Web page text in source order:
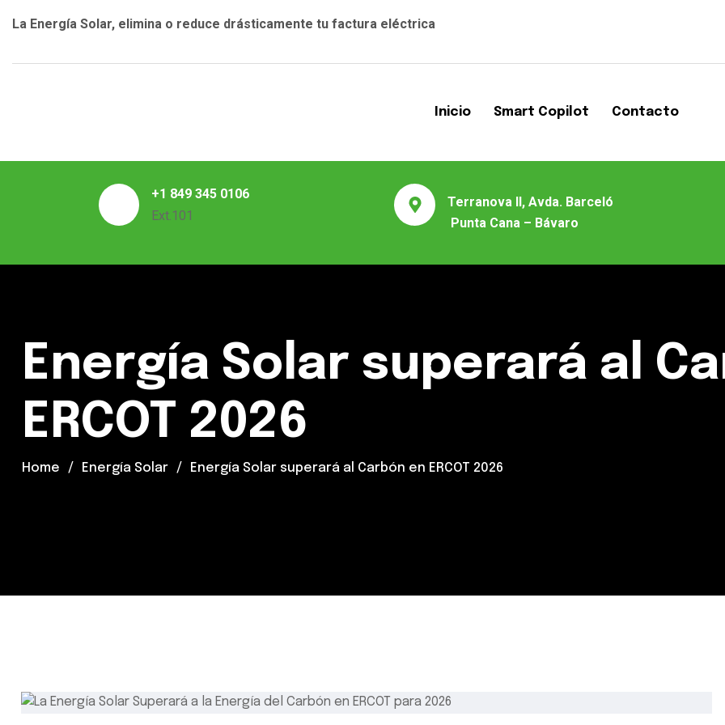
La Energía Solar, elimina o reduce drásticamente tu factura eléctrica
Inicio Smart Copilot Contacto
+1 849 345 0106
Ext.101
Terranova II, Avda. Barceló
Punta Cana – Bávaro
Energía Solar superará al
ERCOT 2026
Home Energía Solar Energía Solar superará al Carbón en ERCOT 2026